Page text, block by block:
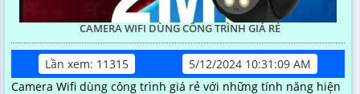
CAMERA WIFI DÙNG CÔNG TRÌNH GIÁ RẺ
Lần xem: 11315
5/12/2024 10:31:09 AM
Camera Wifi dùng công trình giá rẻ với những tính năng hiện